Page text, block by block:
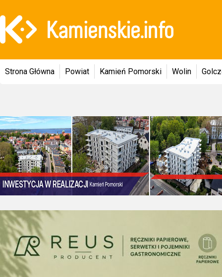
Strona Główna Powiat Kamień Pomorski Wolin